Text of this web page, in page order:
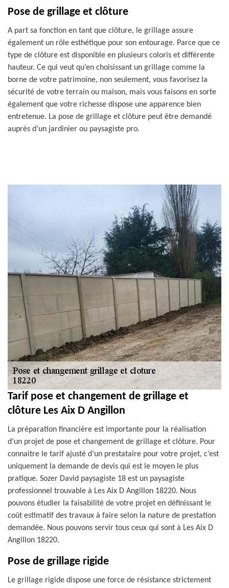
Pose de grillage et clôture
A part sa fonction en tant que clôture, le grillage assure
également un rôle esthétique pour son entourage. Parce que ce
type de clôture est disponible en plusieurs coloris et différente
hauteur. Ce qui veut qu’en choisissant un grillage comme la
borne de votre patrimoine, non seulement, vous favorisez la
sécurité de votre terrain ou maison, mais vous faisons en sorte
également que votre richesse dispose une apparence bien
entretenue. La pose de grillage et clôture peut être demandé
auprès d’un jardinier ou paysagiste pro.
Tarif pose et changement de grillage et
clôture Les Aix D Angillon
La préparation financière est importante pour la réalisation
d’un projet de pose et changement de grillage et clôture. Pour
connaitre le tarif ajusté d’un prestataire pour votre projet, c’est
uniquement la demande de devis qui est le moyen le plus
pratique. Sozer David paysagiste 18 est un paysagiste
professionnel trouvable à Les Aix D Angillon 18220. Nous
pouvons étudier la faisabilité de votre projet en définissant le
coût estimatif des travaux à faire selon la nature de prestation
demandée. Nous pouvons servir tous ceux qui sont à Les Aix D
Angillon 18220.
Pose de grillage rigide
Le grillage rigide dispose une force de résistance strictement